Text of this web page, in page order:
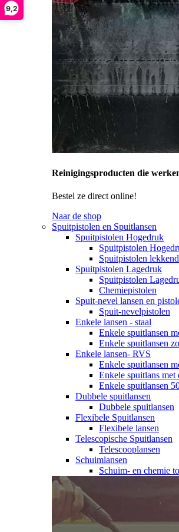
9,2
Reinigingsproducten die
Bestel ze direct online!
Naar de shop
Spuitpistolen en Spuitlansen
Spuitpistolen Hogedruk
Spuitpistolen
Spuitpistolen
Spuitpistolen Lagedruk
Spuitpistolen
Chemiepistolen
Spuit-nevel lansen en
Spuit-nevelpistolen
Enkele lansen - staal
Enkele spuitlansen
Enkele spuitlansen
Enkele lansen- RVS
Enkele spuitlansen
Enkele spuitlans met
Enkele spuitlansen
Dubbele spuitlansen
Dubbele spuitlansen
Flexibele Spuitlansen
Flexibele lansen
Telescopische Spuitlansen
Telescooplansen
Schuimlansen
Schuim- en chemie